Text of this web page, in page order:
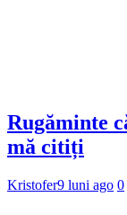
Rugăminte
mă citiți
Kristofer9 luni ago 0